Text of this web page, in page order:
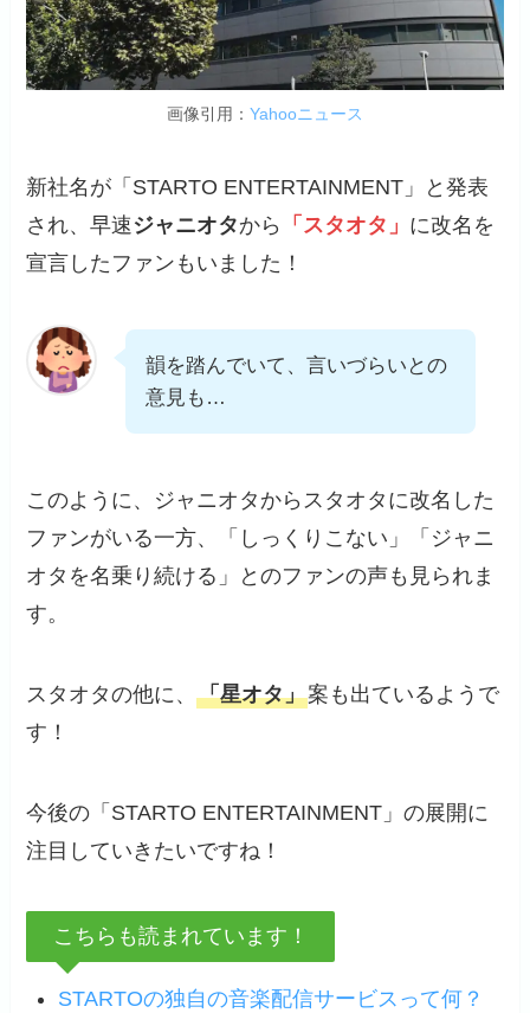
画像引用： Yahooニュース
新社名が「STARTO ENTERTAINMENT」と発表
され、早速 ジャニオタから 「スタオタ」 に改名を
宣言したファンもいました！
韻を踏んでいて、言いづらいとの
意見も…
このように、ジャニオタからスタオタに改名した
ファンがいる一方、「しっくりこない」「ジャニ
オタを名乗り続ける」とのファンの声も見られま
す。
スタオタの他に、「星オタ」案も出ているようで
す！
今後の「STARTO ENTERTAINMENT」の展開に
注目していきたいですね！
こちらも読まれています！
STARTOの独自の音楽配信サービスって何？